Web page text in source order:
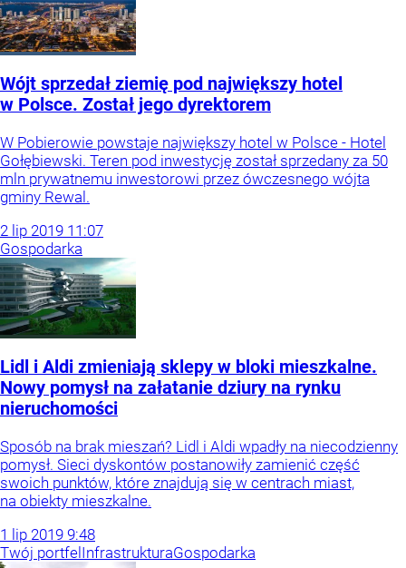
Wójt sprzedał ziemię pod największy hotel
w Polsce. Został jego dyrektorem
W Pobierowie powstaje największy hotel w Polsce - Hotel
Gołębiewski. Teren pod inwestycję został sprzedany za 50
mln prywatnemu inwestorowi przez ówczesnego wójta
gminy Rewal.
2 lip 2019 11:07
Gospodarka
Lidl i Aldi zmieniają sklepy w bloki mieszkalne.
Nowy pomysł na załatanie dziury na rynku
nieruchomości
Sposób na brak mieszań? Lidl i Aldi wpadły na niecodzienny
pomysł. Sieci dyskontów postanowiły zamienić część
swoich punktów, które znajdują się w centrach miast,
na obiekty mieszkalne.
1 lip 2019 9:48
Twój portfelInfrastrukturaGospodarka